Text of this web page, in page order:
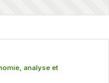
analyse et